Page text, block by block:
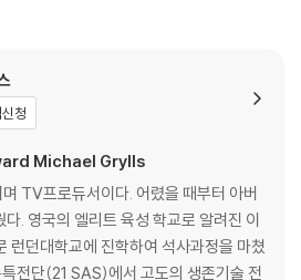
청
Michael Grylls
TV프로듀서이다. 어렸을 때부터 아버
. 영국의 엘리트 육성 학교로 알려진 이
런던대학교에 진학하여 석사과정을 마쳤
전단(21 SAS)에서 고도의 생존기술 전